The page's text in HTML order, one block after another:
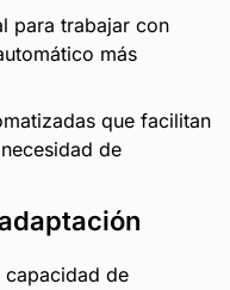
para trabajar con
más
que facilitan
de
capacidad de